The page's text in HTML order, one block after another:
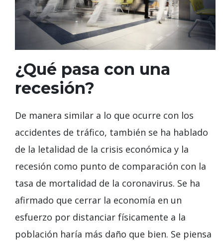
¿Qué pasa con una
recesión?
De manera similar a lo que ocurre con los
accidentes de tráfico, también se ha hablado
de la letalidad de la crisis económica y la
recesión como punto de comparación con la
tasa de mortalidad de la coronavirus. Se ha
afirmado que cerrar la economía en un
esfuerzo por distanciar físicamente a la
población haría más daño que bien. Se piensa